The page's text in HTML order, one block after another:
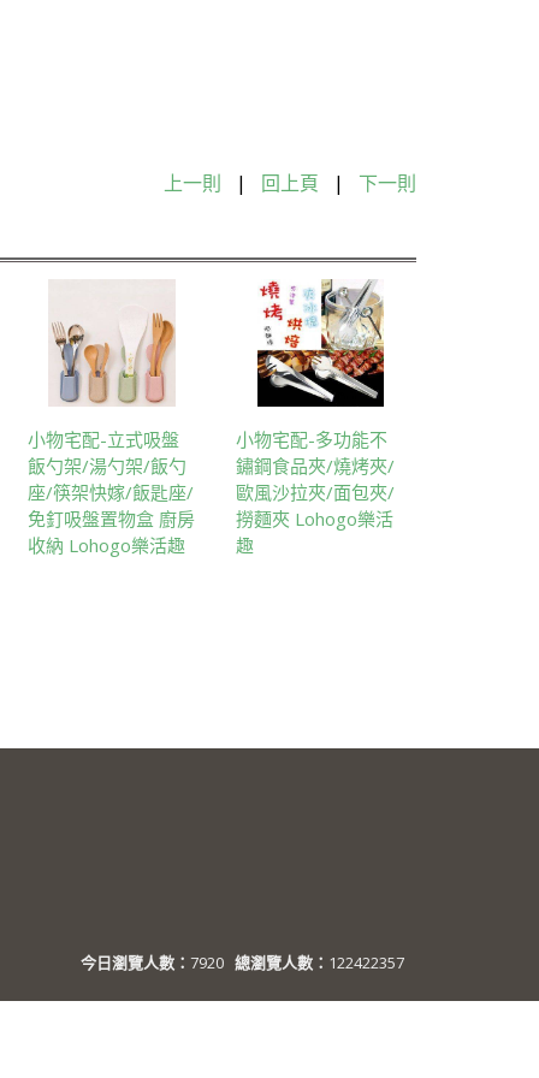
上一則 | 回上頁 | 下一則
小物宅配-立式吸盤
飯勺架/湯勺架/飯勺
座/筷架快嫁/飯匙座/
免釘吸盤置物盒 廚房
收納 Lohogo樂活趣
小物宅配-多功能不
鏽鋼食品夾/燒烤夾/
歐風沙拉夾/面包夾/
撈麵夾 Lohogo樂活
趣
今日瀏覽人數： 7920 總瀏覽人數： 122422357